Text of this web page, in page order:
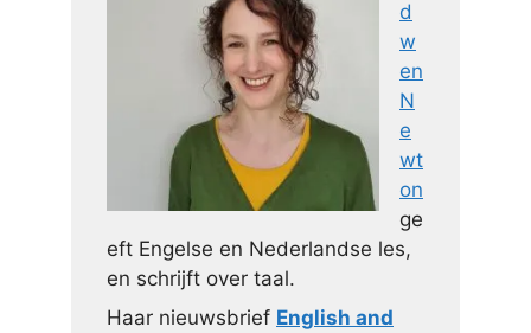
d
w
en
N
e
wt
on
ge
eft Engelse en Nederlandse les,
en schrijft over taal.
Haar nieuwsbrief English and